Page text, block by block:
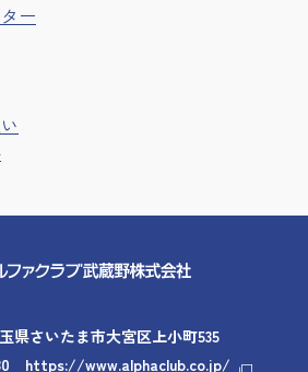
ー
県さいたま市大宮区上小町535
https://www.alphaclub.co.jp/